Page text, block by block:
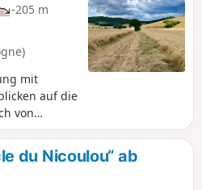
-205 m
mit
auf die
von
du Nicoulou“ ab